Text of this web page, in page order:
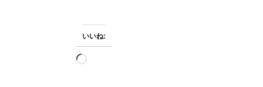
いいね:
読